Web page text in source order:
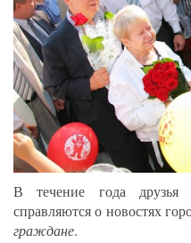
В течение года друзья
справляются о новостях
граждане.